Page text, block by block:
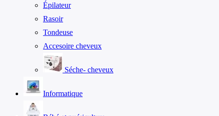
Épilateur
Rasoir
Tondeuse
Accesoire cheveux
Séche- cheveux
Informatique